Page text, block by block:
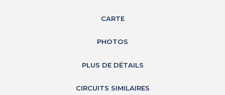
CARTE
PHOTOS
PLUS DE DÉTAILS
CIRCUITS SIMILAIRES